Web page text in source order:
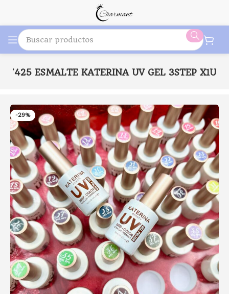
27425 ESMALTE KATERINA UV GEL 3STEP X1U
-29%